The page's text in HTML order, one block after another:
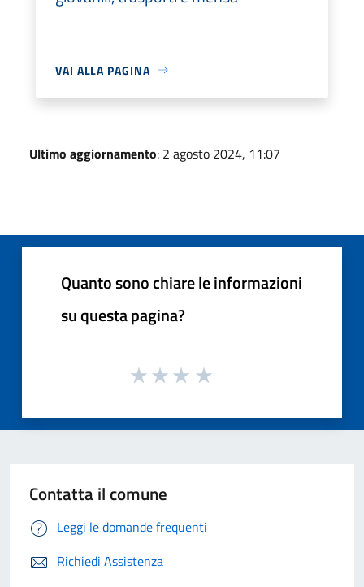
VAI ALLA PAGINA
Ultimo aggiornamento: 2 agosto 2024, 11:07
Quanto sono chiare le informazioni
su questa pagina?
Contatta il comune
Leggi le domande frequenti
Richiedi Assistenza